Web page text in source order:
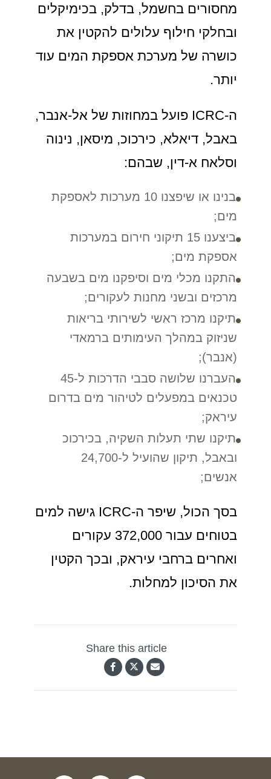
מחסורים בחשמל, בדלק, בכימיקלים
ובחלקי חילוף עלולים להקטין את
כושרה של מערכת אספקת המים עוד
יותר.
ה-ICRC פועל במחוזות של אל-אנבר,
באבל, דיאלא, כירכוכ, מיסאן, נינוה
וסלאח א-דין, שבהם:
בנינו או שיפצנו 10 מערכות לאספקת
מים;
ביצענו 15 תיקוני חירום במערכות
אספקת מים;
התקנו מכלי מים וסיפקנו מים בשבעה
מרכזים ובשני מחנות לעקורים;
תיקנו מרכז ראשי לשירותי בריאות
שניזוק במהלך העימותים ברמאדי
(אנבר);
העברנו שלושה סבבי הדרכות ל-45
טכנאים במפעלים לטיהור מים בדרום
עיראק;
תיקנו שתי תעלות השקיה, בכירכוכ
ובאבל, תיקון שהועיל ל-24,700
אנשים;
בסך הכול, שיפר ה-ICRC גישה למים
בטוחים עבור 372,000 עקורים
ואחרים ברחבי עיראק, ובכך הקטין
את הסיכון למחלות.
Share this article